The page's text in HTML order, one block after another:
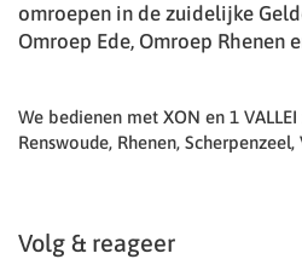
omroepen in de zuidelijke
Omroep Ede, Omroep Rhenen
We bedienen met XON en 1
Renswoude, Rhenen,
Volg & reageer